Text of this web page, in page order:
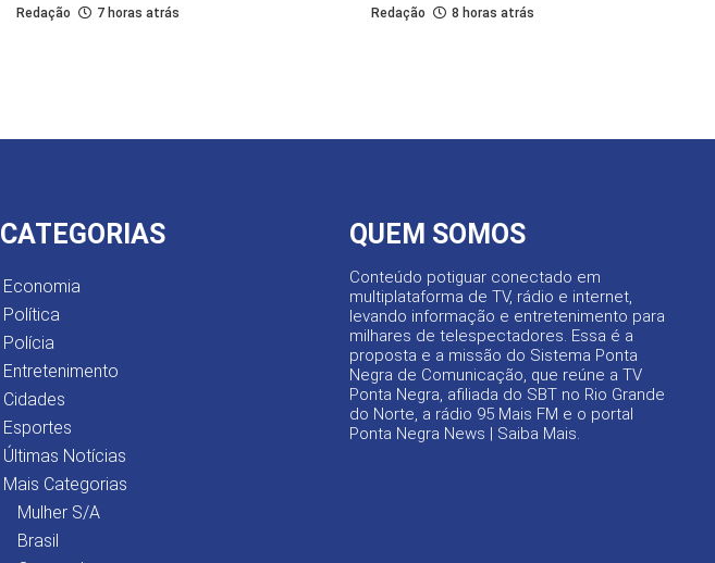
Redação 7 horas atrás Redação 8 horas atrás
CATEGORIAS
Economia
Política
Polícia
Entretenimento
Cidades
Esportes
Últimas Notícias
Mais Categorias
Mulher S/A
Brasil
QUEM SOMOS
Conteúdo potiguar conectado em
multiplataforma de TV, rádio e internet,
levando informação e entretenimento para
milhares de telespectadores. Essa é a
proposta e a missão do Sistema Ponta
Negra de Comunicação, que reúne a TV
Ponta Negra, afiliada do SBT no Rio Grande
do Norte, a rádio 95 Mais FM e o portal
Ponta Negra News | Saiba Mais